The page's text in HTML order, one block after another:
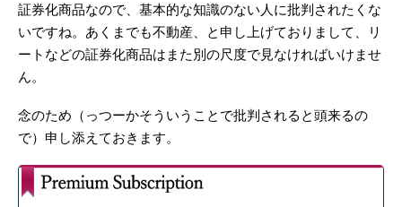
証券化商品なので、基本的な知識のない人に批判されたくな
いですね。あくまでも不動産、と申し上げておりまして、リ
ートなどの証券化商品はまた別の尺度で見なければいけませ
ん。
念のため（っつーかそういうことで批判されると頭来るの
で）申し添えておきます。